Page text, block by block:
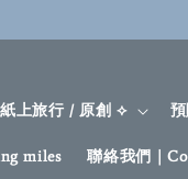
上旅行 / 原創 ⟡
miles 聯絡我們｜